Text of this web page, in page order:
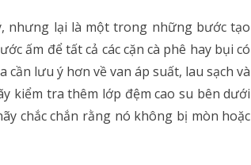
nhưng lại là một trong những bước tạo
ấm để tất cả các cặn cà phê hay bụi có
lưu ý hơn về van áp suất, lau sạch và
kiểm tra thêm lớp đệm cao su bên dưới
chắc chắn rằng nó không bị mòn hoặc